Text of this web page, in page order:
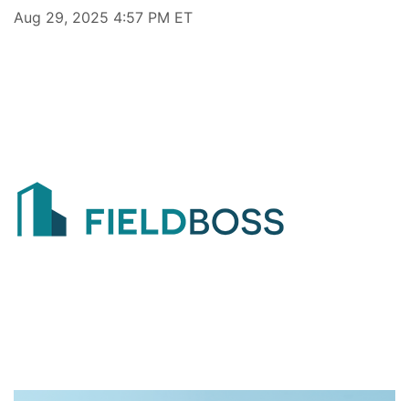
Aug 29, 2025 4:57 PM ET